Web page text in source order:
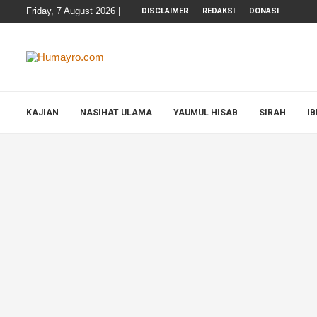
Friday, 7 August 2026 | DISCLAIMER REDAKSI DONASI
KAJIAN NASIHAT ULAMA YAUMUL HISAB SIRAH